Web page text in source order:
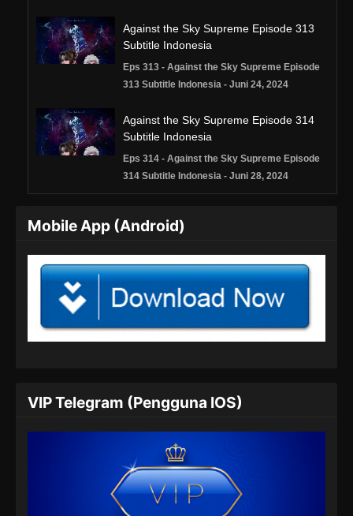
Against the Sky Supreme Episode 313
Subtitle Indonesia
Eps 313 - Against the Sky Supreme Episode
313 Subtitle Indonesia - Juni 24, 2024
Against the Sky Supreme Episode 314
Subtitle Indonesia
Eps 314 - Against the Sky Supreme Episode
314 Subtitle Indonesia - Juni 28, 2024
Subtitle Indonesia
315 Subtitle Indonesia - Juli 1, 2024
Against the Sky Supreme Episode 316
Eps 316 - Against the Sky Supreme Episode
Against the Sky Supreme Episode 317
Subtitle Indonesia
Eps 317 - Against the Sky Supreme Episode
317 Subtitle Indonesia - Juli 8, 2024
Against the Sky Supreme Episode 318
Subtitle Indonesia
Mobile App (Android)
VIP Telegram (Pengguna IOS)